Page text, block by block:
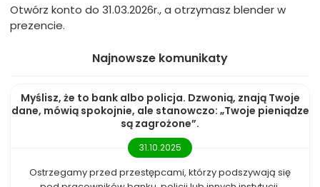
Otwórz konto do 31.03.2026r., a otrzymasz blender w
prezencie.
Najnowsze komunikaty
Myślisz, że to bank albo policja. Dzwonią, znają Twoje
dane, mówią spokojnie, ale stanowczo: „Twoje pieniądze
są zagrożone”.
31.10.2025
Ostrzegamy przed przestępcami, którzy podszywają się